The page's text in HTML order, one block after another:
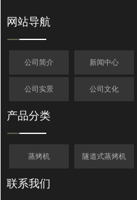
网站导航
公司简介 新闻中心
公司实景 公司文化
产品分类
蒸烤机 隧道式蒸烤机
联系我们